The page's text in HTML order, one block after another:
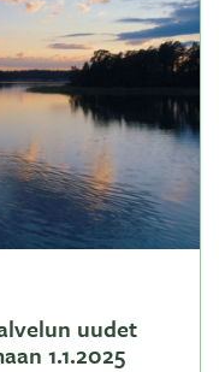
uudet
1.1.2025